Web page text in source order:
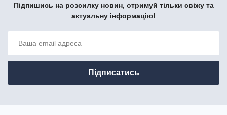
Підпишись на розсилку новин, отримуй тільки свіжу та
актуальну інформацію!